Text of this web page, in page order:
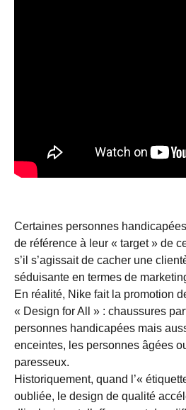
Certaines personnes
de référence à leur « target » de
s’il s’agissait de cacher une
séduisante en termes de
En réalité, Nike fait la promotion
« Design for All » : chaussures
personnes handicapées mais
enceintes, les personnes âgées
paresseux.
Historiquement, quand l’«
oubliée, le design de qualité